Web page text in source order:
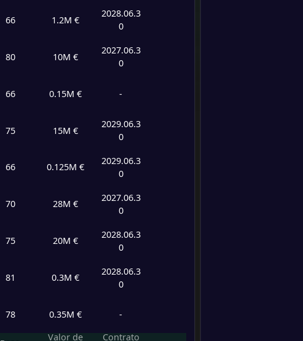
66 1.2M €
2028.06.3
0
80 10M €
2027.06.3
0
66 0.15M € -
75 15M €
2029.06.3
0
66 0.125M €
2029.06.3
0
70 28M €
2027.06.3
0
75 20M €
2028.06.3
0
81 0.3M €
2028.06.3
0
78 0.35M € -
Valor de
Contrato